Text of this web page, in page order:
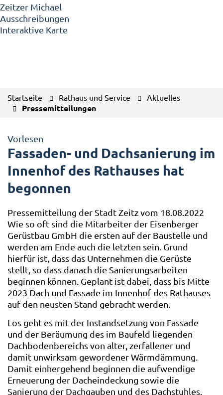
Zeitzer Michael
Ausschreibungen
Interaktive Karte
Startseite Rathaus und Service Aktuelles
Pressemitteilungen
Vorlesen
Fassaden- und Dachsanierung im
Innenhof des Rathauses hat
begonnen
Pressemitteilung der Stadt Zeitz vom 18.08.2022
Wie so oft sind die Mitarbeiter der Eisenberger
Gerüstbau GmbH die ersten auf der Baustelle und
werden am Ende auch die letzten sein. Grund
hierfür ist, dass das Unternehmen die Gerüste
stellt, so dass danach die Sanierungsarbeiten
beginnen können. Geplant ist dabei, dass bis Mitte
2023 Dach und Fassade im Innenhof des Rathauses
auf den neusten Stand gebracht werden.
Los geht es mit der Instandsetzung von Fassade
und der Beräumung des im Baufeld liegenden
Dachbodenbereichs von alter, zerfallener und
damit unwirksam gewordener Wärmdämmung.
Damit einhergehend beginnen die aufwendige
Erneuerung der Dacheindeckung sowie die
Sanierung der Dachgauben und des Dachstuhles.